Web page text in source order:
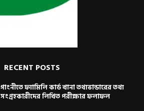
RECENT POSTS
গাংনীতে ফ্যামিলি কার্ড খানা তথ্যভান্ডারের তথ্য
সংগ্রহকারীদের লিখিত পরীক্ষার ফলাফল